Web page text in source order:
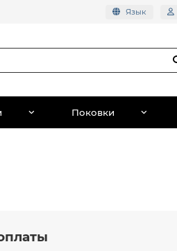
Язык
Поковки